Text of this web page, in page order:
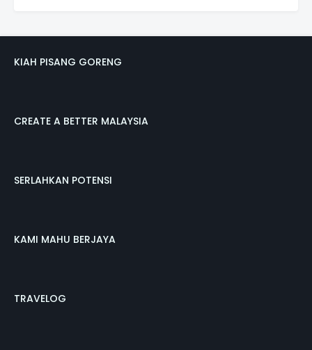
KIAH PISANG GORENG
CREATE A BETTER MALAYSIA
SERLAHKAN POTENSI
KAMI MAHU BERJAYA
TRAVELOG